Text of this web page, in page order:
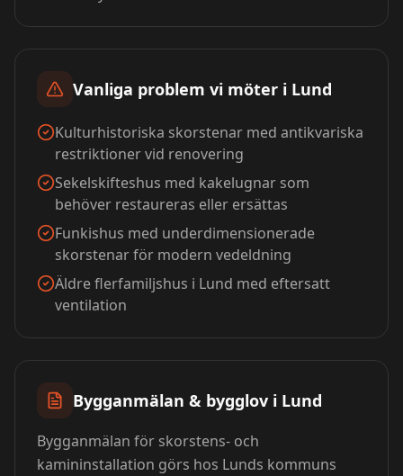
Vanliga problem vi möter i Lund
Kulturhistoriska skorstenar med antikvariska
restriktioner vid renovering
Sekelskifteshus med kakelugnar som
behöver restaureras eller ersättas
Funkishus med underdimensionerade
skorstenar för modern vedeldning
Äldre flerfamiljshus i Lund med eftersatt
ventilation
Bygganmälan & bygglov i Lund
Bygganmälan för skorstens- och
kamininstallation görs hos Lunds kommuns